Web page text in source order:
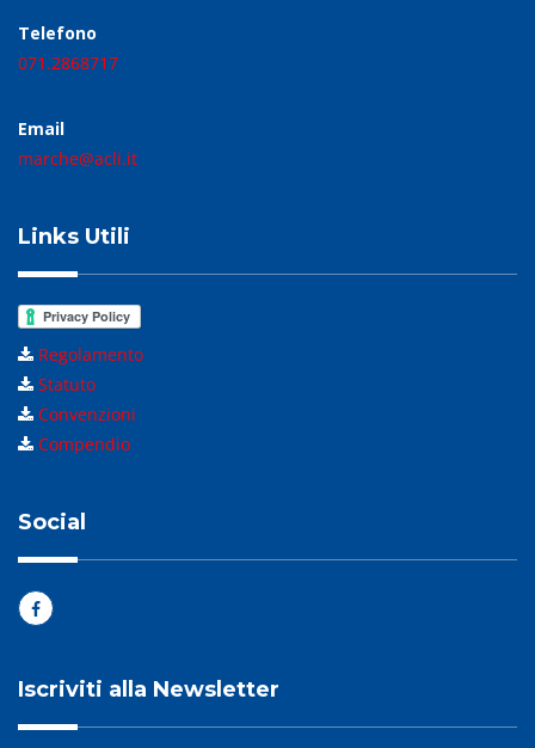
Telefono
071.2868717
Email
marche@acli.it
Links Utili
Regolamento
Statuto
Convenzioni
Compendio
Social
Iscriviti alla Newsletter